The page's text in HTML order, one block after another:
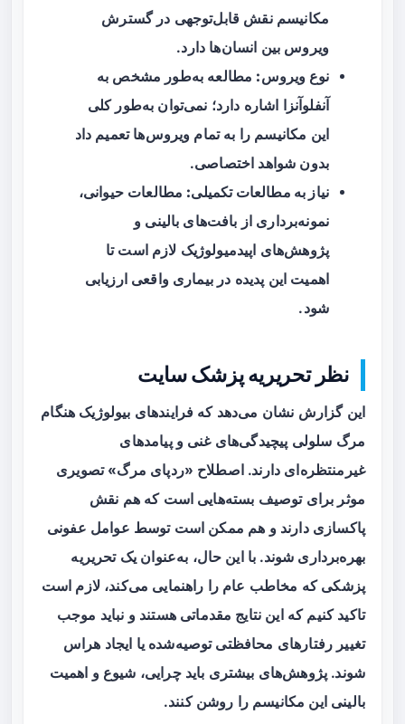
مکانیسم نقش قابل‌توجهی در گسترش
ویروس بین انسان‌ها دارد.
نوع ویروس: مطالعه به‌طور مشخص به
آنفلوآنزا اشاره دارد؛ نمی‌توان به‌طور کلی
این مکانیسم را به تمام ویروس‌ها تعمیم داد
بدون شواهد اختصاصی.
نیاز به مطالعات تکمیلی: مطالعات حیوانی،
نمونه‌برداری از بافت‌های بالینی و
پژوهش‌های اپیدمیولوژیک لازم است تا
اهمیت این پدیده در بیماری واقعی ارزیابی
شود.
نظر تحریریه پزشک سایت
این گزارش نشان می‌دهد که فرایندهای بیولوژیک هنگام
مرگ سلولی پیچیدگی‌های غنی و پیامدهای
غیرمنتظره‌ای دارند. اصطلاح «ردپای مرگ» تصویری
موثر برای توصیف بسته‌هایی است که هم نقش
پاکسازی دارند و هم ممکن است توسط عوامل عفونی
بهره‌برداری شوند. با این حال، به‌عنوان یک تحریریه
پزشکی که مخاطب عام را راهنمایی می‌کند، لازم است
تاکید کنیم که این نتایج مقدماتی هستند و نباید موجب
تغییر رفتارهای محافظتی توصیه‌شده یا ایجاد هراس
شوند. پژوهش‌‎های بیشتری باید چرایی، شیوع و اهمیت
بالینی این مکانیسم را روشن کنند.